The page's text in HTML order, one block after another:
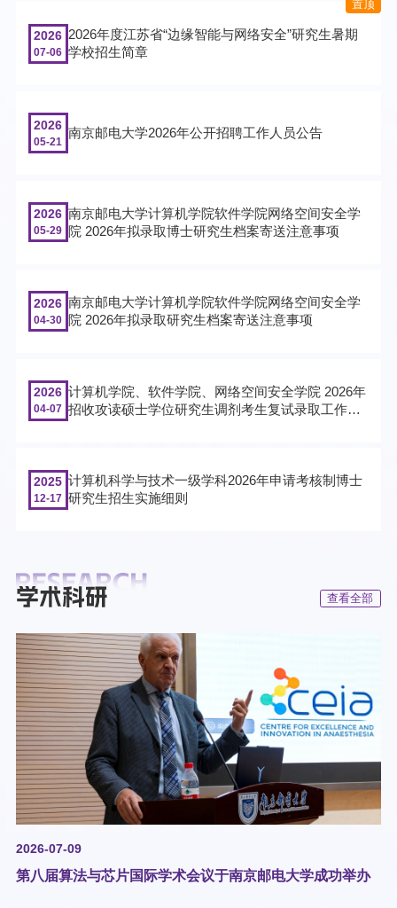
2026
07-06
2026年度江苏省“边缘智能与网络安全”研究生暑期
学校招生简章
2026
05-21
南京邮电大学2026年公开招聘工作人员公告
2026
05-29
南京邮电大学计算机学院软件学院网络空间安全学
院 2026年拟录取博士研究生档案寄送注意事项
2026
04-30
南京邮电大学计算机学院软件学院网络空间安全学
院 2026年拟录取研究生档案寄送注意事项
2026
04-07
计算机学院、软件学院、网络空间安全学院 2026年
招收攻读硕士学位研究生调剂考生复试录取工作实
2025
12-17
计算机科学与技术一级学科2026年申请考核制博士
研究生招生实施细则
查看全部
2026-07-09
第八届算法与芯片国际学术会议于南京邮电大学成功举办